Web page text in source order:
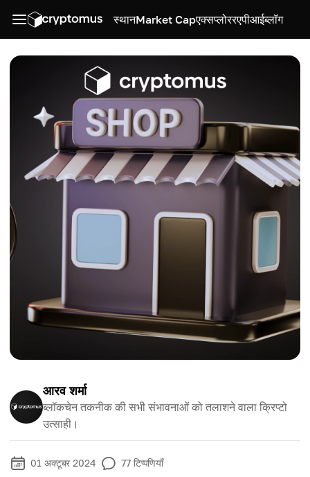
स्थानMarket Capएक्सप्लोररएपीआईब्लॉग
आरव शर्मा
ब्लॉकचेन तकनीक की सभी संभावनाओं को तलाशने वाला क्रिप्टो
उत्साही।
01 अक्टूबर 2024 77 टिप्पणियाँ